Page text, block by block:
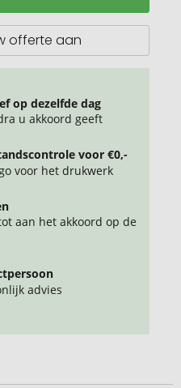
offerte aan
op dezelfde dag
u akkoord geeft
voor €0,-
voor het drukwerk
aan het akkoord op de
advies